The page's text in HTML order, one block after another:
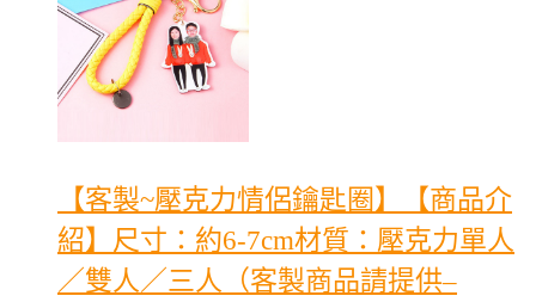
【客製~壓克力情侶鑰匙圈】【商品介
紹】尺寸：約6-7cm材質：壓克力單人
／雙人／三人（客製商品請提供–